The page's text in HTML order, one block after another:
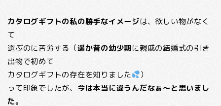
カタログギフトの私の勝手なイメージは、欲しい物がなく
て
選ぶのに苦労する（遥か昔の幼少期に親戚の結婚式の引き
出物で初めて
カタログギフトの存在を知りました
）
って印象でしたが、 今は本当に違うんだなぁ～と思いまし
た。